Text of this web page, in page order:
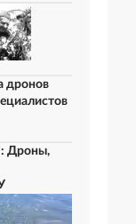
дронов
Дроны,